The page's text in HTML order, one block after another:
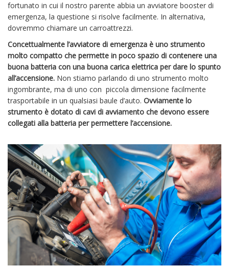
fortunato in cui il nostro parente abbia un avviatore booster di
emergenza, la questione si risolve facilmente. In alternativa,
dovremmo chiamare un carroattrezzi.
Concettualmente l’avviatore di emergenza è uno strumento
molto compatto che permette in poco spazio di contenere una
buona batteria con una buona carica elettrica per dare lo spunto
all’accensione. Non stiamo parlando di uno strumento molto
ingombrante, ma di uno con piccola dimensione facilmente
trasportabile in un qualsiasi baule d’auto. Ovviamente lo
strumento è dotato di cavi di avviamento che devono essere
collegati alla batteria per permettere l’accensione.